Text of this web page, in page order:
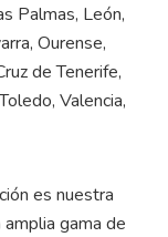
Palmas, León,
Ourense,
de Tenerife,
Valencia,
es nuestra
gama de